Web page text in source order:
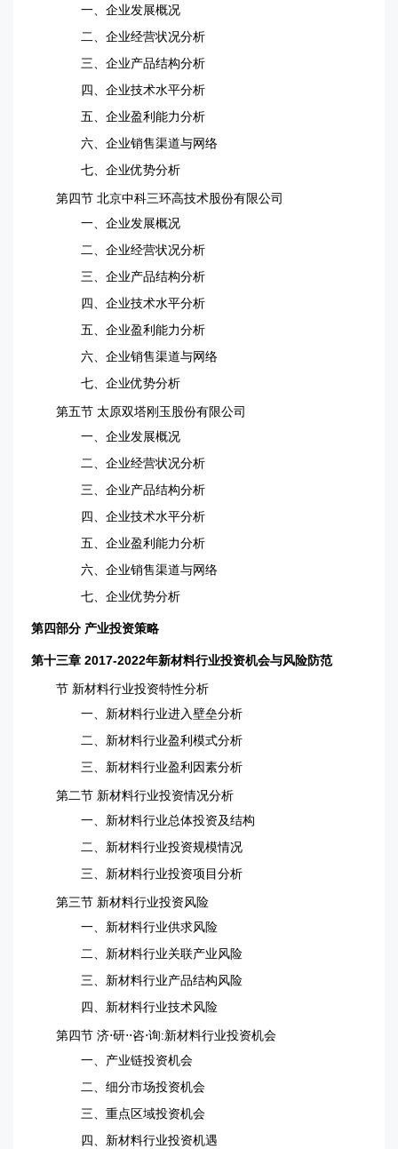
一、企业发展概况
二、企业经营状况分析
三、企业产品结构分析
四、企业技术水平分析
五、企业盈利能力分析
六、企业销售渠道与网络
七、企业优势分析
第四节 北京中科三环高技术股份有限公司
一、企业发展概况
二、企业经营状况分析
三、企业产品结构分析
四、企业技术水平分析
五、企业盈利能力分析
六、企业销售渠道与网络
七、企业优势分析
第五节 太原双塔刚玉股份有限公司
一、企业发展概况
二、企业经营状况分析
三、企业产品结构分析
四、企业技术水平分析
五、企业盈利能力分析
六、企业销售渠道与网络
七、企业优势分析
第四部分 产业投资策略
第十三章 2017-2022年新材料行业投资机会与风险防范
节 新材料行业投资特性分析
一、新材料行业进入壁垒分析
二、新材料行业盈利模式分析
三、新材料行业盈利因素分析
第二节 新材料行业投资情况分析
一、新材料行业总体投资及结构
二、新材料行业投资规模情况
三、新材料行业投资项目分析
第三节 新材料行业投资风险
一、新材料行业供求风险
二、新材料行业关联产业风险
三、新材料行业产品结构风险
四、新材料行业技术风险
第四节 济⋅研⋅⋅咨⋅询:新材料行业投资机会
一、产业链投资机会
二、细分市场投资机会
三、重点区域投资机会
四、新材料行业投资机遇